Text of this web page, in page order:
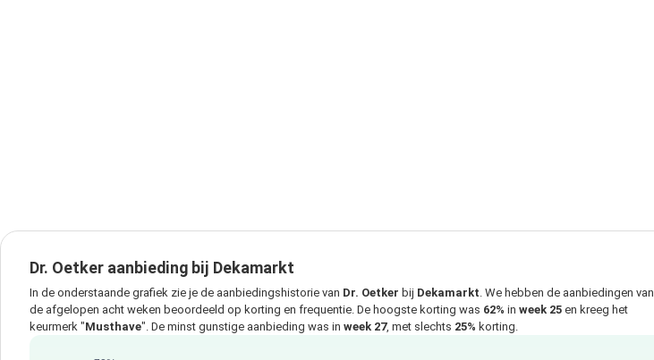
Dr. Oetker aanbieding bij Dekamarkt
In de onderstaande grafiek zie je de aanbiedingshistorie van Dr. Oetker bij Dekamarkt. We hebben de aanbiedingen van
de afgelopen acht weken beoordeeld op korting en frequentie. De hoogste korting was 62% in week 25 en kreeg het
keurmerk "Musthave". De minst gunstige aanbieding was in week 27, met slechts 25% korting.